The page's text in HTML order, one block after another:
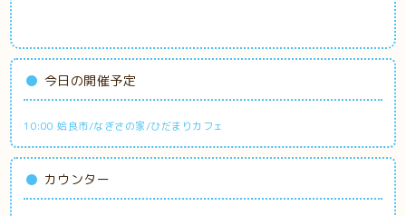
今日の開催予定
10:00 姶良市/なぎさの家/ひだまりカフェ
カウンター